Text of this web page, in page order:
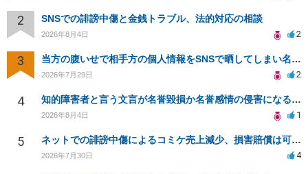
2 SNSでの誹謗中傷と金銭トラブル、法的対応の相談
2026年8月4日 2
3 当方の腹いせで相手方の個人情報をSNSで晒してしまい名誉毀損させてしまったかもしれない
2026年7月29日 2
4 知的障害者と言う文言が名誉毀損か名誉感情の侵害になるか教えてほしい。
2026年8月4日 1
5 ネットでの誹謗中傷によるコミケ売上減少、損害賠償は可能か？
2026年7月30日 4